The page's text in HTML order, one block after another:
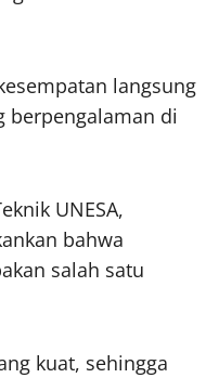
langsung
berpengalaman di
UNESA,
bahwa
salah satu
kuat, sehingga